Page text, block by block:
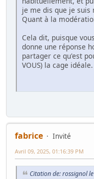
je me dis que je
Quant à la
Cela dit, puisque
donne une réponse
partager ce qu'est
VOUS) la cage idéale.
fabrice
Invité
Avril 09, 2025, 01:16:39 PM
Citation de: rossignol